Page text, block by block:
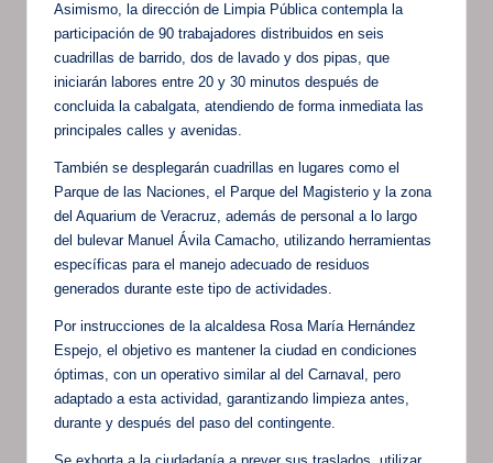
Asimismo, la dirección de Limpia Pública contempla la
participación de 90 trabajadores distribuidos en seis
cuadrillas de barrido, dos de lavado y dos pipas, que
iniciarán labores entre 20 y 30 minutos después de
concluida la cabalgata, atendiendo de forma inmediata las
principales calles y avenidas.
También se desplegarán cuadrillas en lugares como el
Parque de las Naciones, el Parque del Magisterio y la zona
del Aquarium de Veracruz, además de personal a lo largo
del bulevar Manuel Ávila Camacho, utilizando herramientas
específicas para el manejo adecuado de residuos
generados durante este tipo de actividades.
Por instrucciones de la alcaldesa Rosa María Hernández
Espejo, el objetivo es mantener la ciudad en condiciones
óptimas, con un operativo similar al del Carnaval, pero
adaptado a esta actividad, garantizando limpieza antes,
durante y después del paso del contingente.